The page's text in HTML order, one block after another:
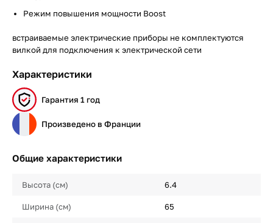
Режим повышения мощности Boost
встраиваемые электрические приборы не комплектуются
вилкой для подключения к электрической сети
Характеристики
Гарантия 1 год
Произведено в Франции
Общие характеристики
Высота (см) 6.4
Ширина (см) 65